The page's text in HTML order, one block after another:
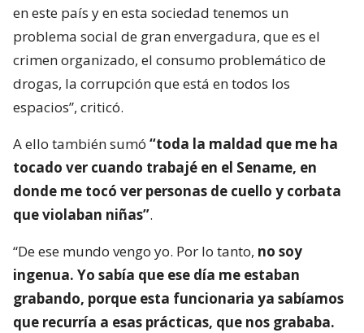
en este país y en esta sociedad tenemos un
problema social de gran envergadura, que es el
crimen organizado, el consumo problemático de
drogas, la corrupción que está en todos los
espacios”, criticó.
A ello también sumó “toda la maldad que me ha
tocado ver cuando trabajé en el Sename, en
donde me tocó ver personas de cuello y corbata
que violaban niñas”.
“De ese mundo vengo yo. Por lo tanto, no soy
ingenua. Yo sabía que ese día me estaban
grabando, porque esta funcionaria ya sabíamos
que recurría a esas prácticas, que nos grababa.